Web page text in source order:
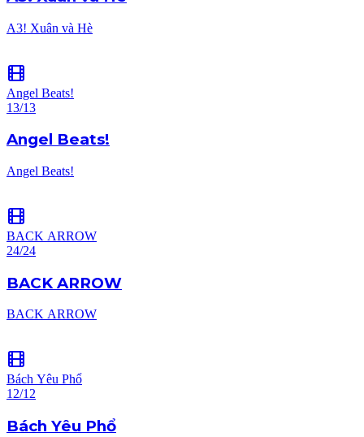
A3! Xuân và Hè
Angel Beats!
13/13
Angel Beats!
Angel Beats!
BACK ARROW
24/24
BACK ARROW
BACK ARROW
Bách Yêu Phổ
12/12
Bách Yêu Phổ